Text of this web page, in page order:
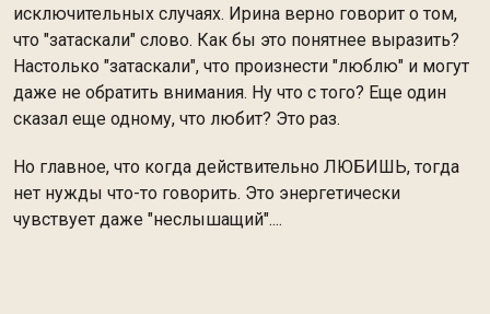
исключительных случаях. Ирина верно говорит о том,
что "затаскали" слово. Как бы это понятнее выразить?
Настолько "затаскали", что произнести "люблю" и могут
даже не обратить внимания. Ну что с того? Еще один
сказал еще одному, что любит? Это раз.
Но главное, что когда действительно ЛЮБИШЬ, тогда
нет нужды что-то говорить. Это энергетически
чувствует даже "неслышащий"....